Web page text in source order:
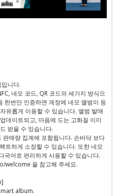
니다.
네모 코드, QR 코드의 세가지 방식으
한번만 인증하면 계정에 네모 앨범이 등
유롭게 이용할 수 있습니다. 앨범 발매
데이트되고, 마음에 드는 고화질 이미
받을 수 있습니다.
매량 집계에 포함됩니다. 손바닥 보다
트하게 소장할 수 있습니다. 또한 네모
국어로 편리하게 사용할 수 있습니다.
welcome 을 참고해 주세요.
album.